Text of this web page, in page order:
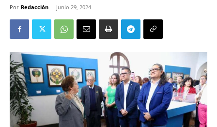
Por Redacción - junio 29, 2024